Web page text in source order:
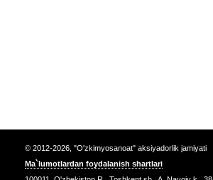
© 2012-2026, "O'zkimyosanoat" aksiyadorlik jamiyati
Ma`lumotlardan foydalanish shartlari